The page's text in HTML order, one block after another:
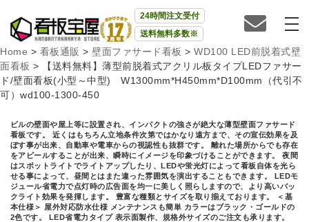
24時間注文受付
送料無料多数※
Home > 看板通販 > 壁面ファサード看板 > WD100 LED前脱着式壁
面看板 >
【送料無料】薄型前脱着式アクリル板タイプLEDファサー
ド/壁面看板(小型～中型) W1300mm*H450mm*D100mm（代引不
可）wd100-1300-450
ビルの壁面や屋上等に設置され、インパクトの強さが絶大な薄型壁面ファサード
看板です。 近くはもちろん立地条件次第ではかなり遠方まで、その宣伝効果を及
ぼす事が出来、自動車や電車からの視認性も抜群です。 離れた場所からでも存在
をアピールすることが出来、瞬時にイメージを印象づけることができます。 夜間
はスポットライトでライトアップしたり、LEDや蛍光灯によって看板自体を光ら
せる事によって、昼間とはまた違った雰囲気を演出することもできます。 LEDモ
ジュール省電力で点灯時の広告面を均一に美しく照らしますので、より高いバッ
クライト効果を発揮します。 豊富な種類とサイズを取り揃えております。 ＜基
本仕様＞ 屋外対応防水仕様 メンテナンスも簡単 カラーはブラック・ゴールドの
2色です。 LED省電力タイプ 表示面製作、規格外サイズのご注文も承ります。